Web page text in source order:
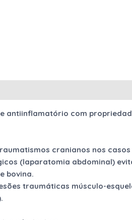
antiinflamatório com
cranianos nos
(laparatomia abdominal)
bovina.
traumáticas músculo-